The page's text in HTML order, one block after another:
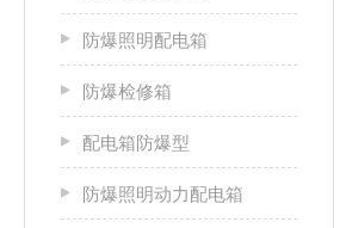
防爆照明配电箱
防爆检修箱
配电箱防爆型
防爆照明动力配电箱